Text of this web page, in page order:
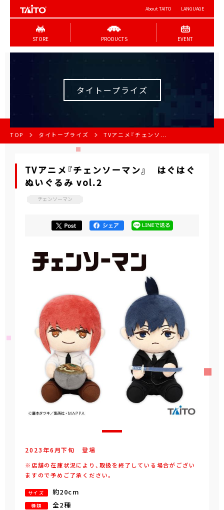
About TAITO LANGUAGE
STORE PRODUCTS EVENT
タイトープライズ
TOP タイトープライズ TVアニメ『チェンソ...
TVアニメ『チェンソーマン』 はぐはぐ
ぬいぐるみ vol.2
チェンソーマン
2023年6 月下旬 登場
※店舗の在庫状況により、取扱を終了している場合がござい
ますので予めご了承ください。
サイズ 約20cm
種類 全2種